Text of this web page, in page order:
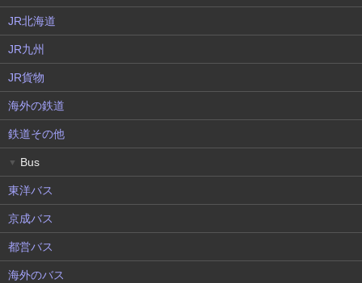
JR北海道
JR九州
JR貨物
海外の鉄道
鉄道その他
▼ Bus
東洋バス
京成バス
都営バス
海外のバス